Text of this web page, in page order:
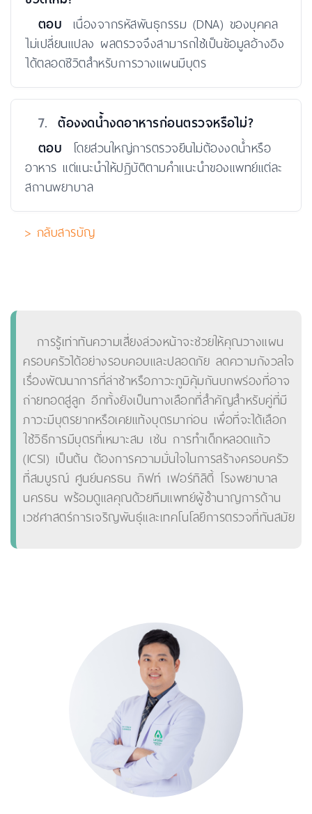
ตอบ เนื่องจากรหัสพันธุกรรม (DNA) ของบุคคล
ไม่เปลี่ยนแปลง ผลตรวจจึงสามารถใช้เป็นข้อมูลอ้างอิง
ได้ตลอดชีวิตสำหรับการวางแผนมีบุตร
7. ต้องงดน้ำงดอาหารก่อนตรวจหรือไม่?
ตอบ โดยส่วนใหญ่การตรวจยีนไม่ต้องงดน้ำหรือ
อาหาร แต่แนะนำให้ปฏิบัติตามคำแนะนำของแพทย์แต่ละ
สถานพยาบาล
> กลับสารบัญ
การรู้เท่าทันความเสี่ยงล่วงหน้าจะช่วยให้คุณวางแผน
ครอบครัวได้อย่างรอบคอบและปลอดภัย ลดความกังวลใจ
เรื่องพัฒนาการที่ล่าช้าหรือภาวะภูมิคุ้มกันบกพร่องที่อาจ
ถ่ายทอดสู่ลูก อีกทั้งยังเป็นทางเลือกที่สำคัญสำหรับคู่ที่มี
ภาวะมีบุตรยากหรือเคยแท้งบุตรมาก่อน เพื่อที่จะได้เลือก
ใช้วิธีการมีบุตรที่เหมาะสม เช่น การทำเด็กหลอดแก้ว
(ICSI) เป็นต้น ต้องการความมั่นใจในการสร้างครอบครัว
ที่สมบูรณ์ ศูนย์นครธน กิฟท์ เฟอร์ทิลิตี้ โรงพยาบาล
นครธน พร้อมดูแลคุณด้วยทีมแพทย์ผู้ชำนาญการด้าน
เวชศาสตร์การเจริญพันธุ์และเทคโนโลยีการตรวจที่ทันสมัย